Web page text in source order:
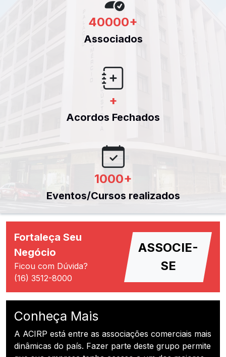
40000+
Associados
+
Acordos Fechados
1000+
Eventos/Cursos realizados
Fortaleça Seu
Negócio
Ficou com Dúvida?
(16) 3512-8000
ASSOCIE-
SE
Conheça Mais
A ACIRP está entre as associações comerciais mais
dinâmicas do país. Fazer parte deste grupo permite